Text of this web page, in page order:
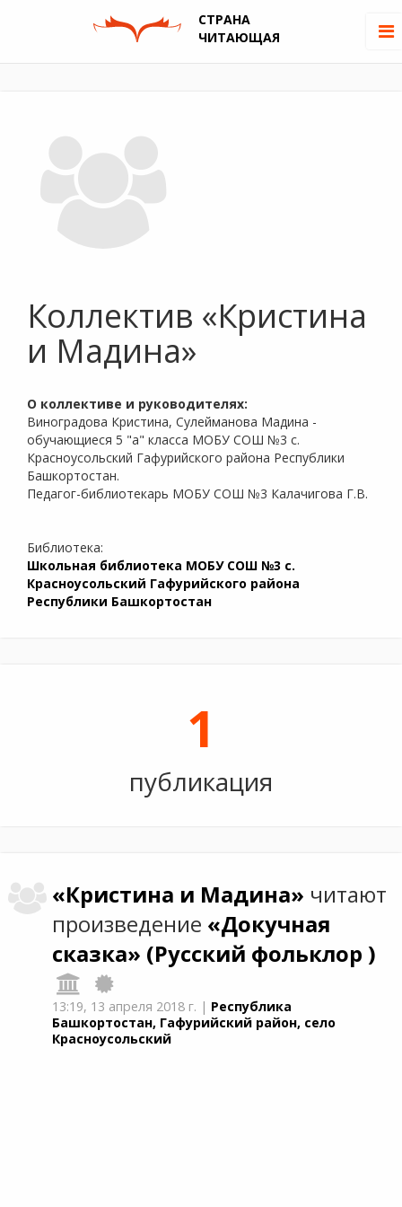
СТРАНА
ЧИТАЮЩАЯ
Коллектив «Кристина
и Мадина»
О коллективе и руководителях:
Виноградова Кристина, Сулейманова Мадина -
обучающиеся 5 "а" класса МОБУ СОШ №3 с.
Красноусольский Гафурийского района Республики
Башкортостан.
Педагог-библиотекарь МОБУ СОШ №3 Калачигова Г.В.
Библиотека:
Школьная библиотека МОБУ СОШ №3 с.
Красноусольский Гафурийского района
Республики Башкортостан
1
публикация
«Кристина и Мадина» читают
произведение «Докучная
сказка» (Русский фольклор )
13:19, 13 апреля 2018 г. | Республика
Башкортостан, Гафурийский район, село
Красноусольский